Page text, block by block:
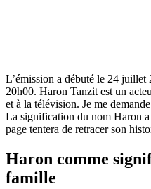
L’émission a débuté le 24 juillet
20h00. Haron Tanzit est un
et à la télévision. Je me
La signification du nom Haron
page tentera de retracer son
Haron comme
famille